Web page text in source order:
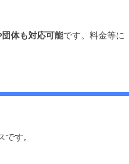
体も対応可能です。料金等に
す。